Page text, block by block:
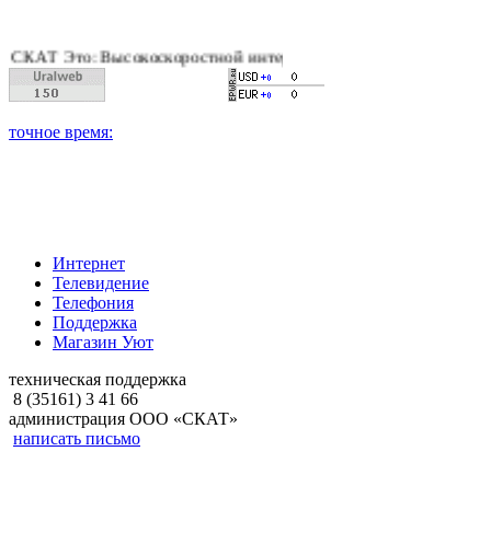
Это: Высокоскоростной интернет, качественное цифровое и
Интернет
Телевидение
Телефония
Поддержка
Магазин Уют
техническая поддержка
8 (35161) 3 41 66
администрация ООО «СКАТ»
написать письмо